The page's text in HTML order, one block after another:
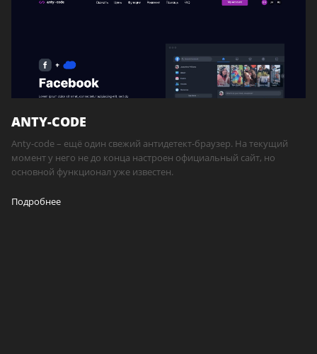
ANTY-CODE
Anty-code – ещё один свежий антидетект-браузер. На текущий
момент у него не до конца настроен официальный сайт, но
основной функционал уже известен.
Подробнее